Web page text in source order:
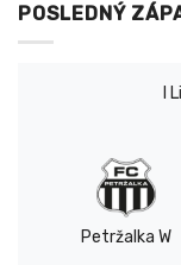
POSLEDNÝ
I
Petržalka W